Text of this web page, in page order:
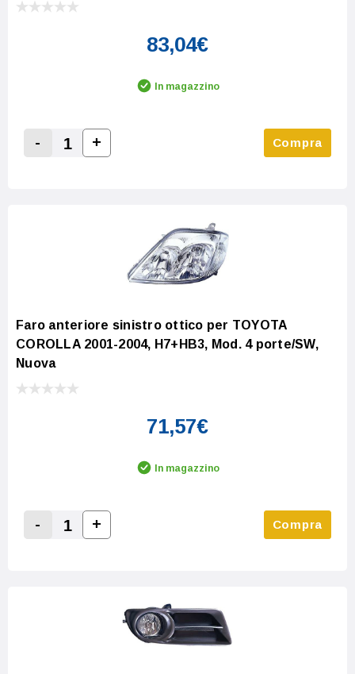
83,04€
In magazzino
Decrease Quantity:
-
Increase Quantity:
+ Compra
Faro anteriore sinistro ottico per TOYOTA
COROLLA 2001-2004, H7+HB3, Mod. 4 porte/SW,
Nuova
71,57€
In magazzino
Decrease Quantity:
-
Increase Quantity:
+ Compra